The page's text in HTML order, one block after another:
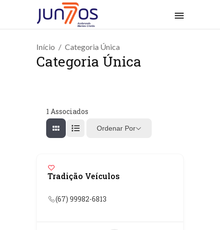
Início Categoria Única
Categoria Única
1 Associados
Ordenar Por
Tradição Veículos
(67) 99982-6813